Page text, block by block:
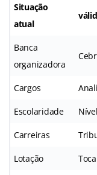
Situação
atual
Banca
organizadora
Cargos
Escolaridade
Carreiras
Lotação